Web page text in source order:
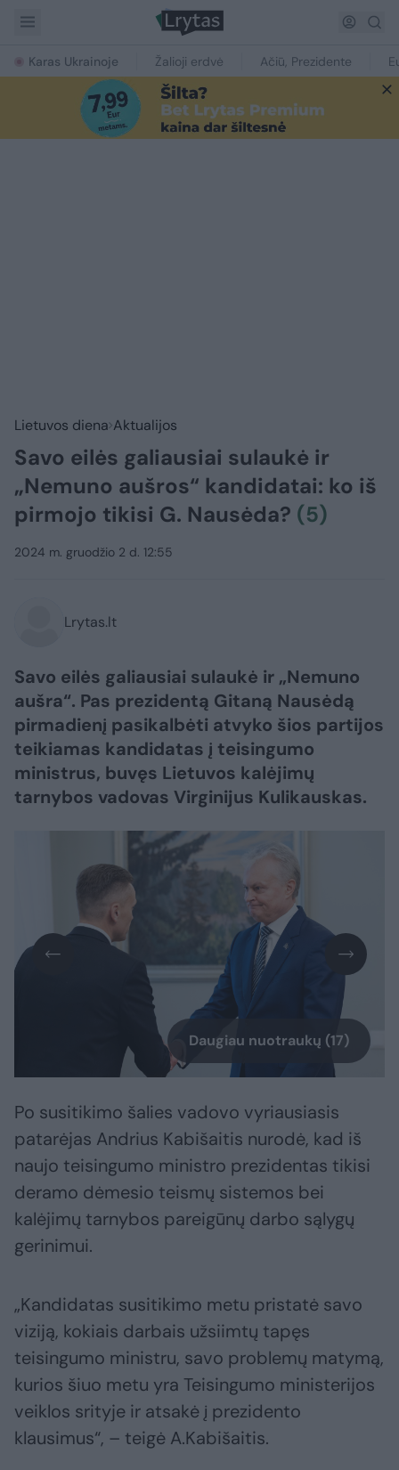
Karas Ukrainoje Žalioji erdvė Ačiū, Prezidente
Lietuvos diena Aktualijos
Savo eilės galiausiai sulaukė ir
„Nemuno aušros“ kandidatai: ko iš
pirmojo tikisi G. Nausėda? (5)
2024 m. gruodžio 2 d. 12:55
Lrytas.lt
Savo eilės galiausiai sulaukė ir „Nemuno
aušra“. Pas prezidentą Gitaną Nausėdą
pirmadienį pasikalbėti atvyko šios partijos
teikiamas kandidatas į teisingumo
ministrus, buvęs Lietuvos kalėjimų
tarnybos vadovas Virginijus Kulikauskas.
Daugiau nuotraukų (17)
Po susitikimo šalies vadovo vyriausiasis
patarėjas Andrius Kabišaitis nurodė, kad iš
naujo teisingumo ministro prezidentas tikisi
deramo dėmesio teismų sistemos bei
kalėjimų tarnybos pareigūnų darbo sąlygų
gerinimui.
„Kandidatas susitikimo metu pristatė savo
viziją, kokiais darbais užsiimtų tapęs
teisingumo ministru, savo problemų matymą,
kurios šiuo metu yra Teisingumo ministerijos
veiklos srityje ir atsakė į prezidento
klausimus“, – teigė A.Kabišaitis.